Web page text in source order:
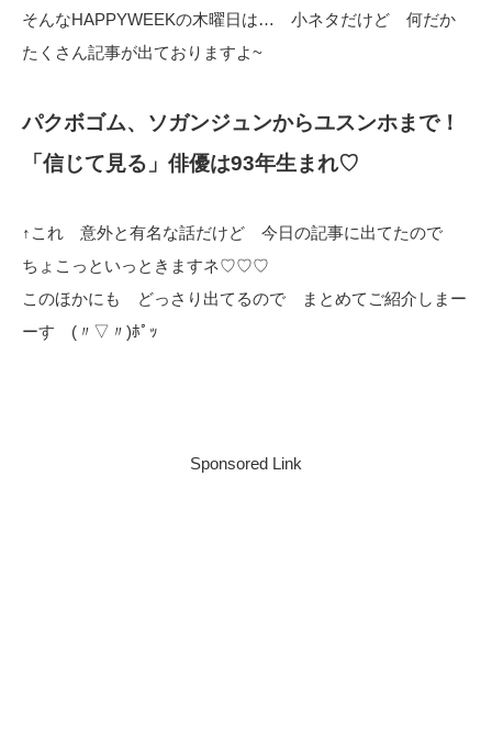
そんなHAPPYWEEKの木曜日は… 小ネタだけど 何だか
たくさん記事が出ておりますよ~
パクボゴム、ソガンジュンからユスンホまで！
「信じて見る」俳優は93年生まれ♡
↑これ 意外と有名な話だけど 今日の記事に出てたので
ちょこっといっときますネ♡♡♡
このほかにも どっさり出てるので まとめてご紹介しまー
ーす (〃▽〃)ﾎﾟｯ
Sponsored Link